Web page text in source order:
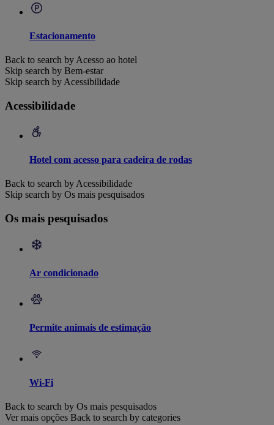
Estacionamento
Back to search by Acesso ao hotel
Skip search by Bem-estar
Skip search by Acessibilidade
Acessibilidade
Hotel com acesso para cadeira de rodas
Back to search by Acessibilidade
Skip search by Os mais pesquisados
Os mais pesquisados
Ar condicionado
Permite animais de estimação
Wi-Fi
Back to search by Os mais pesquisados
Ver mais opções Back to search by categories